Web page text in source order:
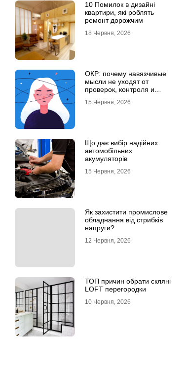
10 Помилок в дизайні
квартири, які роблять
ремонт дорожчим
18 Червня, 2026
ОКР: почему навязчивые
мысли не уходят от
проверок, контроля и
15 Червня, 2026
Що дає вибір надійних
автомобільних
акумуляторів
15 Червня, 2026
Як захистити промислове
обладнання від стрибків
напруги?
12 Червня, 2026
ТОП причин обрати скляні
LOFT перегородки
10 Червня, 2026